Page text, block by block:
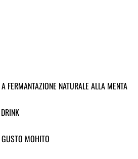
FERMANTAZIONE NATURALE ALLA MENTA
MOHITO